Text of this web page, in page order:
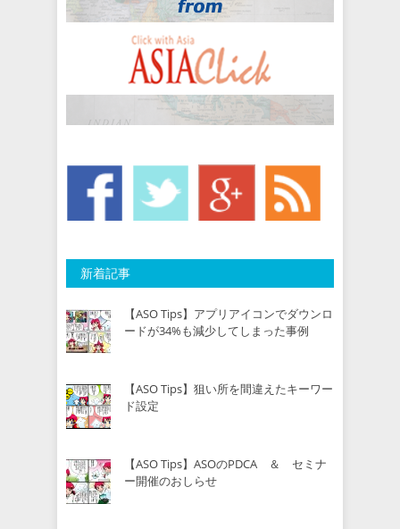
新着記事
【ASO Tips】アプリアイコンでダウンロ
ードが34%も減少してしまった事例
【ASO Tips】狙い所を間違えたキーワー
ド設定
【ASO Tips】ASOのPDCA ＆ セミナ
ー開催のおしらせ